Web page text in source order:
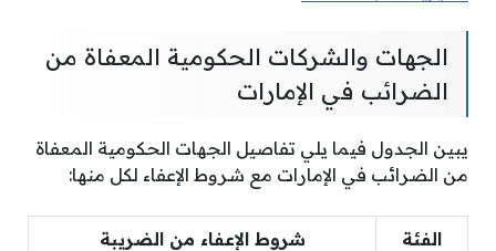
الجهات والشركات الحكومية المعفاة من
الضرائب في الإمارات
يبين الجدول فيما يلي تفاصيل الجهات الحكومية المعفاة
من الضرائب في الإمارات مع شروط الإعفاء لكل منها:
الفئة شروط الإعفاء من الضريبة